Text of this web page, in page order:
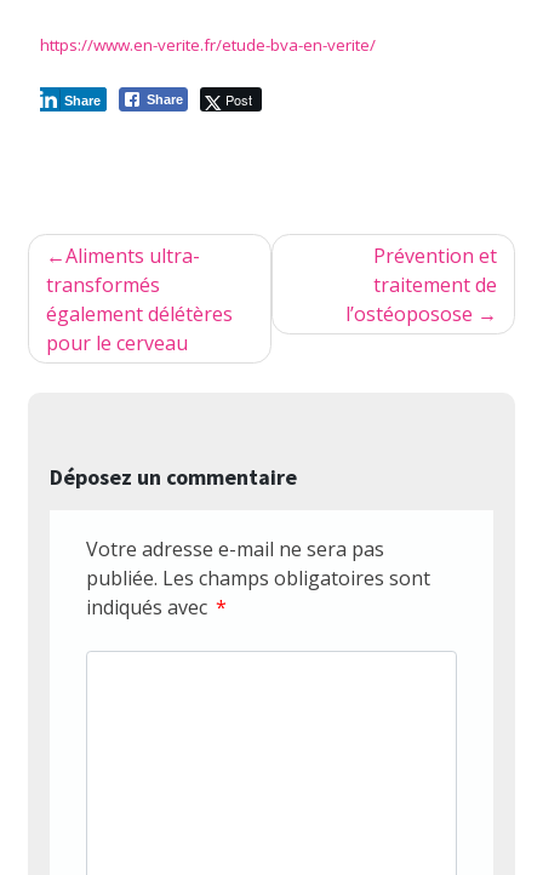
https://www.en-verite.fr/etude-bva-en-verite/
Share Post
Share
Navigation
de
l’article
Aliments ultra-
transformés
également délétères
pour le cerveau
Prévention et
traitement de
l’ostéoposose
Déposez un commentaire
Votre adresse e-mail ne sera pas
publiée. Les champs obligatoires sont
indiqués avec *